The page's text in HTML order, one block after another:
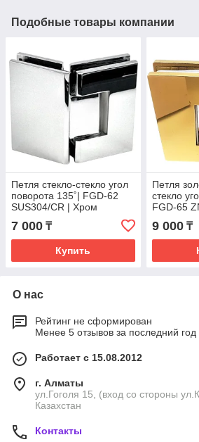
Подобные товары компании
Петля стекло-стекло угол
поворота 135˚| FGD-62
SUS304/CR | Хром
7 000 ₸
Купить
Петля
стекло
FGD-65
Золотая
9 000₸
О нас
Рейтинг не сформирован
Менее 5 отзывов за последний год
Работает с 15.08.2012
г. Алматы
ул.Гоголя 15, (вход со стороны
Казахстан
Контакты